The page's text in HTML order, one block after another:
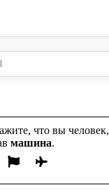
что вы человек,
машина.